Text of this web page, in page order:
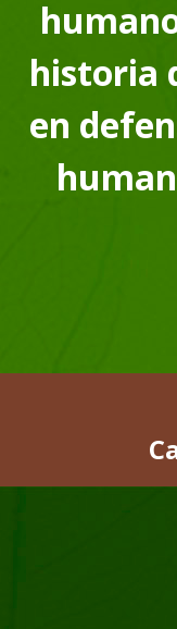
historia
en